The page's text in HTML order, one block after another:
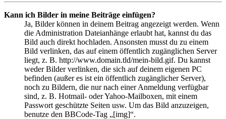
Kann ich Bilder in meine Beiträge einfügen?
Ja, Bilder können in deinem Beitrag angezeigt werden. Wenn
die Administration Dateianhänge erlaubt hat, kannst du das
Bild auch direkt hochladen. Ansonsten musst du zu einem
Bild verlinken, das auf einem öffentlich zugänglichen Server
liegt, z. B. http://www.domain.tld/mein-bild.gif. Du kannst
weder Bilder verlinken, die sich auf deinem eigenen PC
befinden (außer es ist ein öffentlich zugänglicher Server),
noch zu Bildern, die nur nach einer Anmeldung verfügbar
sind, z. B. Hotmail- oder Yahoo-Mailboxen, mit einem
Passwort geschützte Seiten usw. Um das Bild anzuzeigen,
benutze den BBCode-Tag „[img]“.